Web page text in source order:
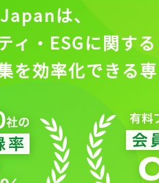
は、
ィ・ESGに関する
を効率化できる